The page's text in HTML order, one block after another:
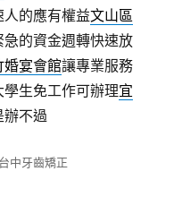
人的應有權益文山區
的資金週轉快速放
婚宴會館讓專業服務
生免工作可辦理宜
辦不過
分
台中牙齒矯正